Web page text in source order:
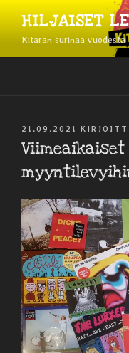
sisältöönHILJAISET
Kitaran surinaa vuodesta
JULKAISTU
21.09.2021